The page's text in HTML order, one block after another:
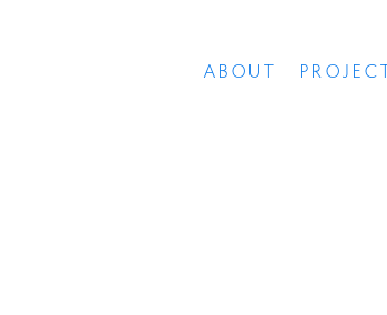
ABOUT PROJECT